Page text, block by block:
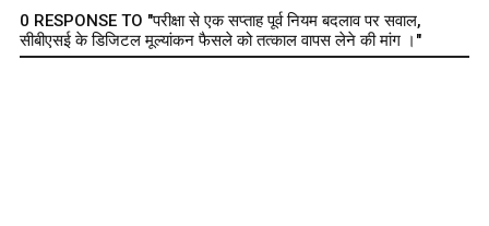
0 RESPONSE TO "परीक्षा से एक सप्ताह पूर्व नियम बदलाव पर सवाल,
सीबीएसई के डिजिटल मूल्यांकन फैसले को तत्काल वापस लेने की मांग ।"